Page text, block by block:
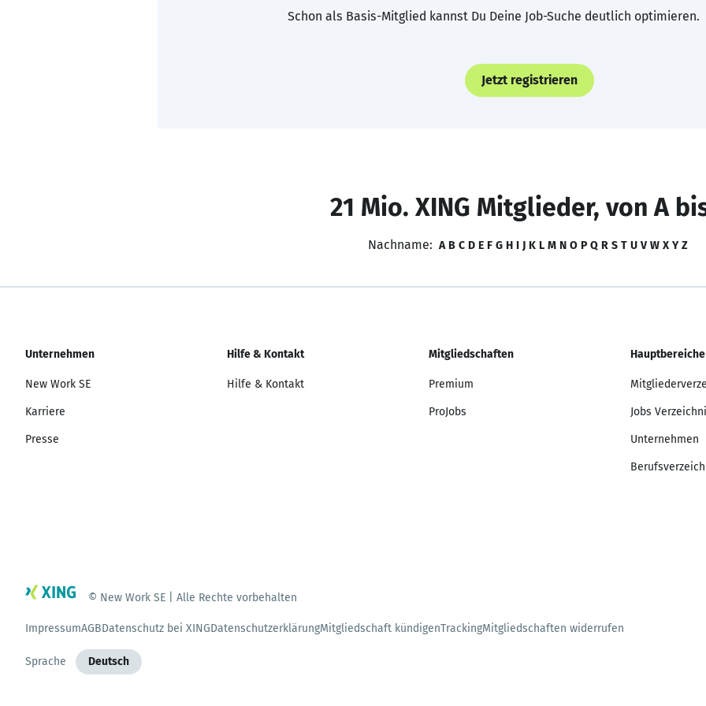
Schon als Basis-Mitglied kannst Du Deine Job-Suche deutlich optimieren.
Jetzt registrieren
21 Mio. XING Mitglieder, von A
Nachname: A B C D E F G H I J K L M N O P Q R S T U V W X Y Z
Unternehmen
New Work SE
Karriere
Presse
Hilfe & Kontakt
Hilfe & Kontakt
Mitgliedschaften
Premium
ProJobs
Hauptbereiche
Jobs
Unternehmen
© New Work SE | Alle Rechte vorbehalten
ImpressumAGBDatenschutz bei XINGDatenschutzerklärungMitgliedschaft kündigenTrackingMitgliedschaften widerrufen
Sprache Deutsch